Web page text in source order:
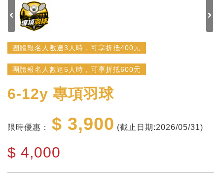
團體報名人數達3人時，可享折抵400元
團體報名人數達5人時，可享折抵600元
6-12y 專項羽球
限時優惠： $ 3,900 (截止日期:2026/05/31)
$ 4,000